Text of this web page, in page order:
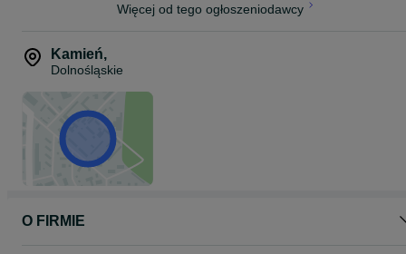
Więcej od tego ogłoszeniodawcy
Kamień,
Dolnośląskie
O FIRMIE